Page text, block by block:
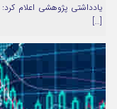
یادداشتی پژوهشی اعلام
[…]